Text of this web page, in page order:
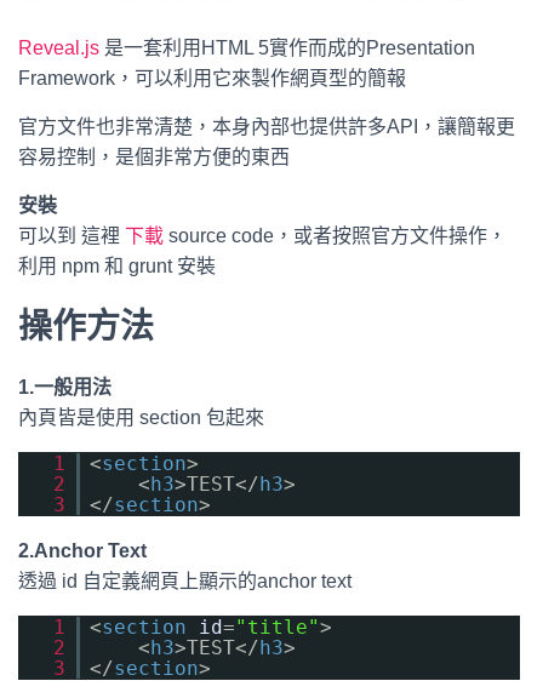
Reveal.js 是一套利用HTML 5實作而成的Presentation
Framework，可以利用它來製作網頁型的簡報
官方文件也非常清楚，本身內部也提供許多API，讓簡報更
容易控制，是個非常方便的東西
安裝
可以到 這裡 下載 source code，或者按照官方文件操作，
利用 npm 和 grunt 安裝
操作方法
1.一般用法
內頁皆是使用 section 包起來
1 <section>
2
<h3>TEST</h3>
3
</section>
2.Anchor Text
透過 id 自定義網頁上顯示的anchor text
1 <section id="title">
2
<h3>TEST</h3>
3
</section>